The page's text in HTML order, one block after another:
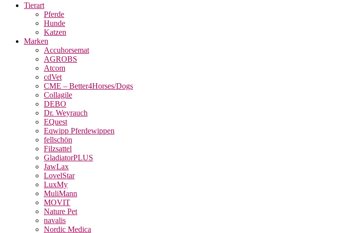
Tierart
Pferde
Hunde
Katzen
Marken
Accuhorsemat
AGROBS
Atcom
cdVet
CME – Better4Horses/Dogs
Collagile
DEBO
Dr. Weyrauch
EQuest
Eqwipp Pferdewippen
fellschön
Filzsattel
GladiatorPLUS
JawLax
LovelStar
LuxMy
MuliMann
MOVIT
Nature Pet
navalis
Nordic Medica